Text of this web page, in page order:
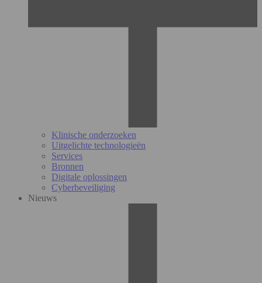
Klinische onderzoeken
Uitgelichte technologieën
Services
Bronnen
Digitale oplossingen
Cyberbeveiliging
Nieuws